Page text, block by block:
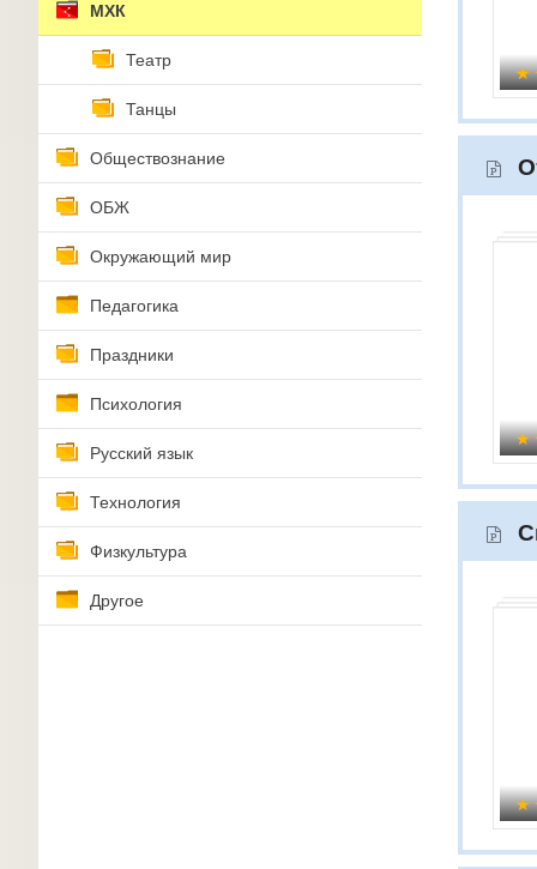
МХК
Театр
Танцы
Обществознание
ОБЖ
Окружающий мир
Педагогика
Праздники
Психология
Русский язык
Технология
Физкультура
Другое